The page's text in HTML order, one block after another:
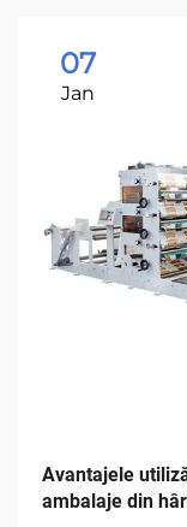
07
Jan
Avantajele
ambalaje din